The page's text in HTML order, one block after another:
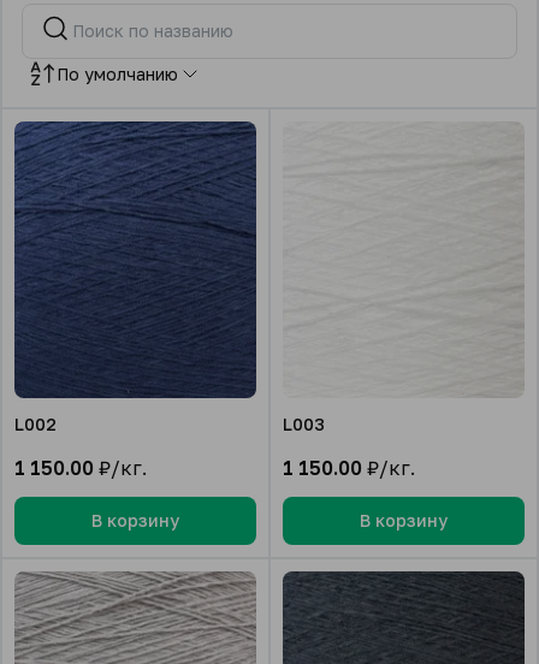
По умолчанию
L002
1 150.00 ₽/кг.
В корзину
L003
1 150.00 ₽/кг.
В корзину